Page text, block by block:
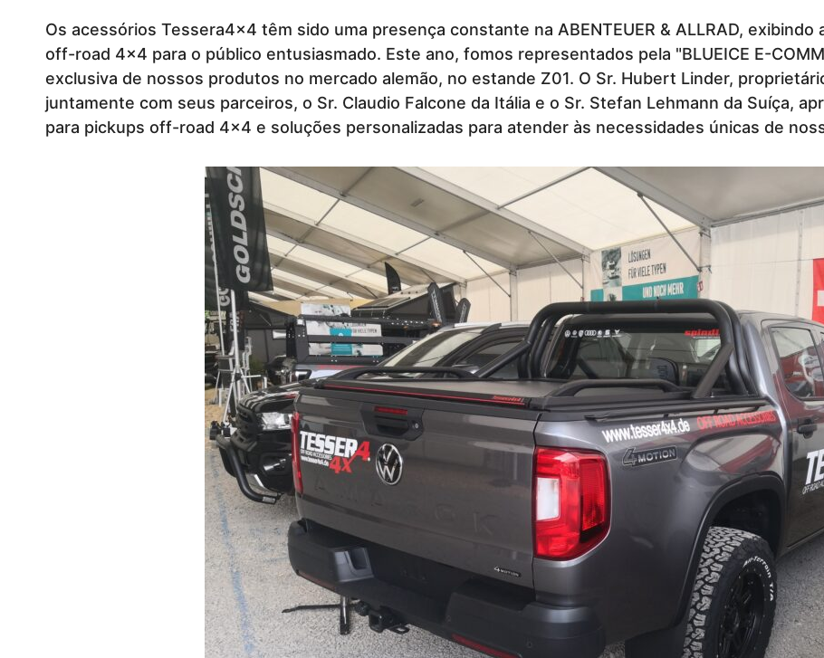
Os acessórios Tessera4x4 têm sido uma presença constante na ABENTEUER & ALLRAD,
off-road 4x4 para o público entusiasmado. Este ano, fomos representados pela "BLUEICE E-
exclusiva de nossos produtos no mercado alemão, no estande Z01. O Sr. Hubert Linder, proprietário
juntamente com seus parceiros, o Sr. Claudio Falcone da Itália e o Sr. Stefan Lehmann da Suíça,
para pickups off-road 4x4 e soluções personalizadas para atender às necessidades únicas de